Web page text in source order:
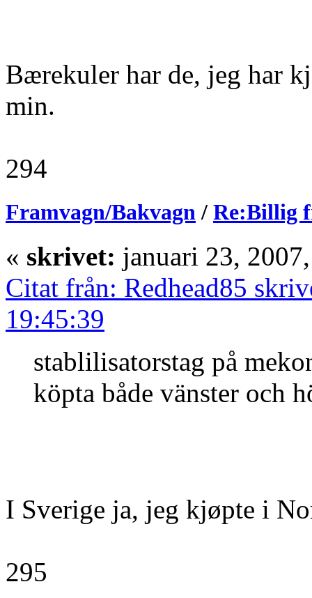
Bærekuler har de, jeg har
min.
294
Framvagn/Bakvagn/ Re:Billig
« skrivet: januari 23,
Citat från: Redhead85
19:45:39
stablilisatorstag på
köpta både vänster och
I Sverige ja, jeg kjøpte i
295